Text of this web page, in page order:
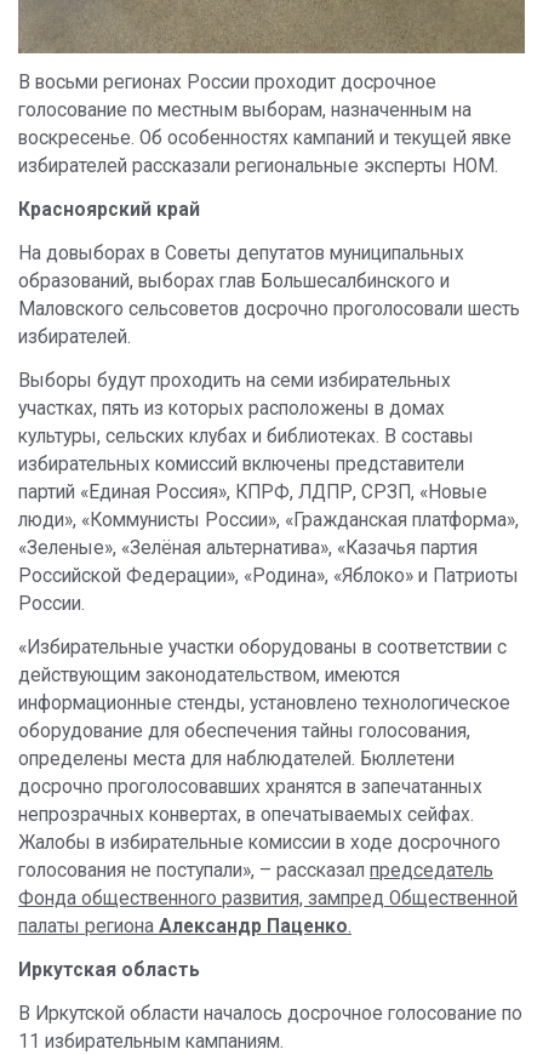
В восьми регионах России проходит досрочное
голосование по местным выборам, назначенным на
воскресенье. Об особенностях кампаний и текущей явке
избирателей рассказали региональные эксперты НОМ.
Красноярский край
На довыборах в Советы депутатов муниципальных
образований, выборах глав Большесалбинского и
Маловского сельсоветов досрочно проголосовали шесть
избирателей.
Выборы будут проходить на семи избирательных
участках, пять из которых расположены в домах
культуры, сельских клубах и библиотеках. В составы
избирательных комиссий включены представители
партий «Единая Россия», КПРФ, ЛДПР, СРЗП, «Новые
люди», «Коммунисты России», «Гражданская платформа»,
«Зеленые», «Зелёная альтернатива», «Казачья партия
Российской Федерации», «Родина», «Яблоко» и Патриоты
России.
«Избирательные участки оборудованы в соответствии с
действующим законодательством, имеются
информационные стенды, установлено технологическое
оборудование для обеспечения тайны голосования,
определены места для наблюдателей. Бюллетени
досрочно проголосовавших хранятся в запечатанных
непрозрачных конвертах, в опечатываемых сейфах.
Жалобы в избирательные комиссии в ходе досрочного
голосования не поступали», – рассказал председатель
Фонда общественного развития, зампред Общественной
палаты региона Александр Паценко.
Иркутская область
В Иркутской области началось досрочное голосование по
11 избирательным кампаниям.